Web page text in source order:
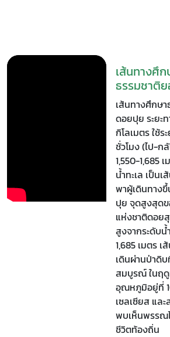
เส้นทางศึก
ธรรมชาติ
เส้นทางศึกษ
ดอยปุย ระยะ
กิโลเมตร ใช้ร
ชั่วโมง (ไป-ก
1,550-1,685
น้ำทะเล เป็น
พาผู้เดินทาง
ปุย จุดสูงสุด
แห่งชาติดอย
สูงจากระดับน้
1,685 เมตร
เดินผ่านป่าดิ
สมบูรณ์ ในฤ
อุณหภูมิอยู่ที่
เซลเซียส และ
พบเห็นพรรณ
ชีวิตท้องถิ่น